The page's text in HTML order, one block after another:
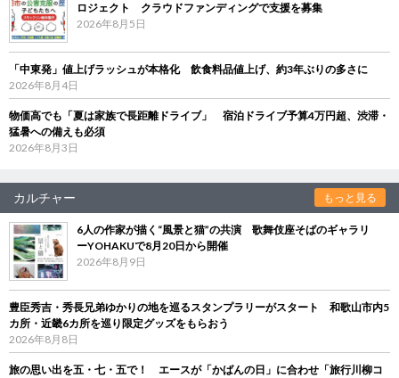
ロジェクト クラウドファンディングで支援を募集
2026年8月5日
「中東発」値上げラッシュが本格化 飲食料品値上げ、約3年ぶりの多さに
2026年8月4日
物価高でも「夏は家族で長距離ドライブ」 宿泊ドライブ予算4万円超、渋滞・
猛暑への備えも必須
2026年8月3日
カルチャー もっと見る
6人の作家が描く“風景と猫”の共演 歌舞伎座そばのギャラリ
ーYOHAKUで8月20日から開催
2026年8月9日
豊臣秀吉・秀長兄弟ゆかりの地を巡るスタンプラリーがスタート 和歌山市内5
カ所・近畿6カ所を巡り限定グッズをもらおう
2026年8月8日
旅の思い出を五・七・五で！ エースが「かばんの日」に合わせ「旅行川柳コ